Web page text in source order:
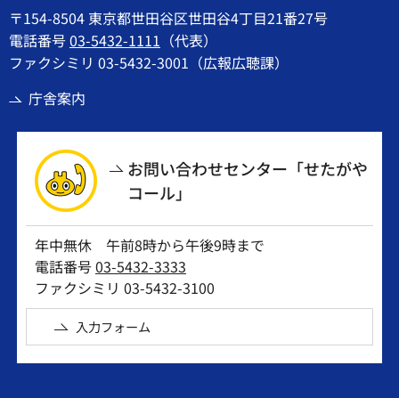
〒154-8504 東京都世田谷区世田谷4丁目21番27号
電話番号03-5432-1111 （代表）
ファクシミリ 03-5432-3001（広報広聴課）
庁舎案内
お問い合わせセンター「せたがや
コール」
年中無休 午前8時から午後9時まで
電話番号03-5432-3333
ファクシミリ 03-5432-3100
入力フォーム